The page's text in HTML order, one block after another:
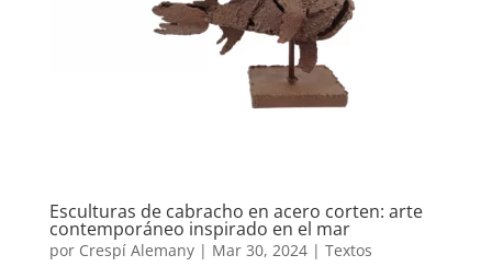
Esculturas de cabracho en acero corten: arte
contemporáneo inspirado en el mar
por Crespí Alemany| Mar 30, 2024| Textos